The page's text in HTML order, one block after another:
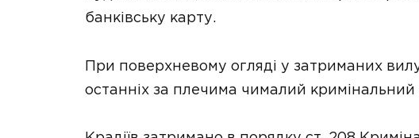
банківську карту.
При поверхневому огляді у затриманих
останніх за плечима чималий кримінальний